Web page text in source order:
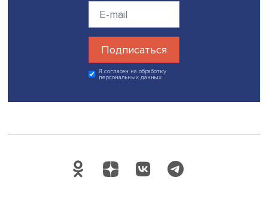
«Международный успех рекламных агентств в
Америке наполовину основан на культурных и
условиях, которые допускают креативность и высокое
качество рекламы, и наполовину — на знании правил
конкурсов и иногда на нарушениях», — подчеркнула
могут поддерживать друг друга и привлекать больше
иностранных инвестиций в город и страну.